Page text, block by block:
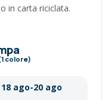
in carta riciclata.
colore)
18 ago-20 ago